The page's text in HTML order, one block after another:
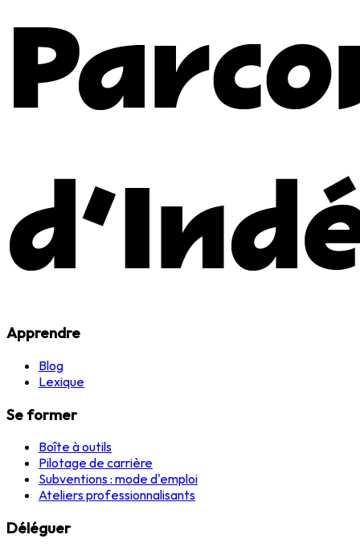
Apprendre
Blog
Lexique
Se former
Boîte à outils
Pilotage de carrière
Subventions : mode d'emploi
Ateliers professionnalisants
Déléguer